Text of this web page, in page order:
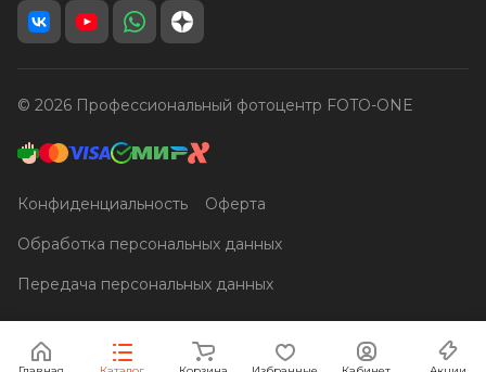
© 2026 Профессиональный фотоцентр FOTO-ONE
Конфиденциальность Оферта
Обработка персональных данных
Передача персональных данных